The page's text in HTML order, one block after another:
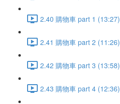
2.40 購物車 part 1 (13:27)
2.41 購物車 part 2 (11:26)
2.42 購物車 part 3 (13:58)
2.43 購物車 part 4 (12:36)